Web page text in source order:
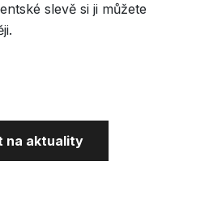
slevě si ji můžete
na aktuality